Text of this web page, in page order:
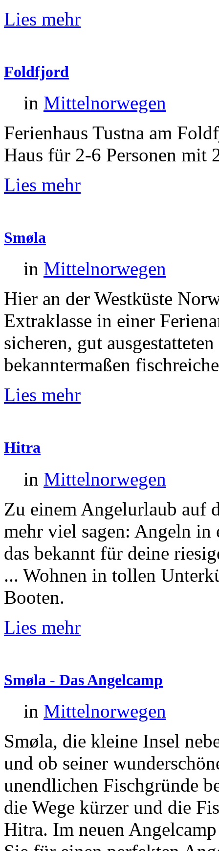
Lies mehr
Foldfjord
in Mittelnorwegen
Ferienhaus Tustna am
Haus für 2-6 Personen mit
Lies mehr
Smøla
in Mittelnorwegen
Hier an der Westküste
Extraklasse in einer
sicheren, gut
bekanntermaßen
Lies mehr
Hitra
in Mittelnorwegen
Zu einem Angelurlaub auf
mehr viel sagen: Angeln in
das bekannt für deine
... Wohnen in tollen
Booten.
Lies mehr
Smøla - DasAngelcamp
in Mittelnorwegen
Smøla, die kleine Insel
und ob seiner
unendlichen Fischgründe
die Wege kürzer und die
Hitra. Im neuen